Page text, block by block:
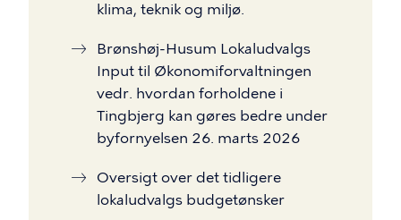
klima, teknik og miljø.
Brønshøj-Husum Lokaludvalgs
Input til Økonomiforvaltningen
vedr. hvordan forholdene i
Tingbjerg kan gøres bedre under
byfornyelsen 26. marts 2026
Oversigt over det tidligere
lokaludvalgs budgetønsker